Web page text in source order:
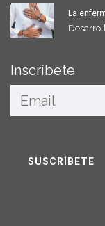
La
Inscríbete